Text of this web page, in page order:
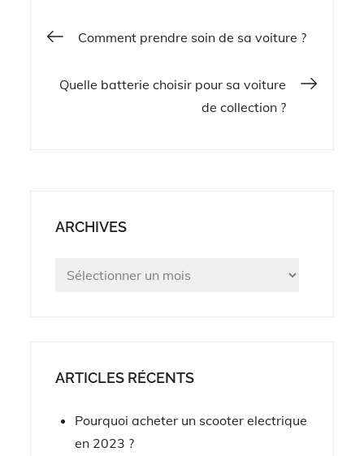
Navigation
de
Comment prendre soin de sa voiture ?
Quelle batterie choisir pour sa voiture
de collection ?
ARCHIVES
Archives
ARTICLES RÉCENTS
Pourquoi acheter un scooter electrique
en 2023 ?